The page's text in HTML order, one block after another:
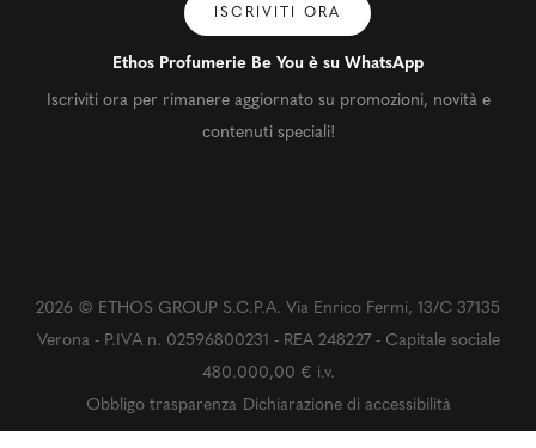
ISCRIVITI ORA
Ethos Profumerie Be You è su WhatsApp
Iscriviti ora per rimanere aggiornato su promozioni, novità e
contenuti speciali!
2026 © ETHOS GROUP S.C.P.A. Via Enrico Fermi, 13/C 37135
Verona - P.IVA n. 02596800231 - REA 248227 - Capitale sociale
480.000,00 € i.v.
Obbligo trasparenza Dichiarazione di accessibilità